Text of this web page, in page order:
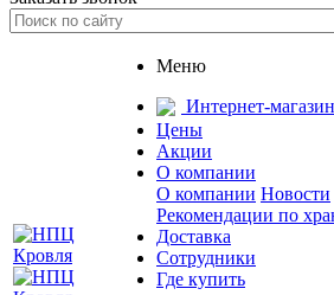
Меню
Интернет-магазин
Цены
Акции
О компании
О компании Новости
Рекомендации по
Доставка
Сотрудники
Где купить